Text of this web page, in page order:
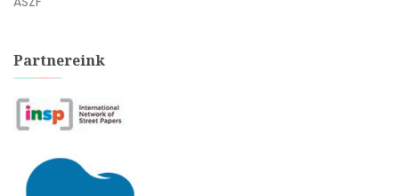
Partnereink